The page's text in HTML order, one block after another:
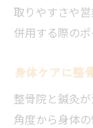
取りやすさや
併用する際のポ
身体ケアに整
整骨院と鍼灸
角度から身体